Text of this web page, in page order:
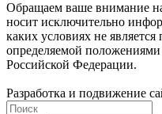
Обращаем ваше внимание
носит исключительно
каких условиях не
определяемой положениями
Российской Федерации.
Разработка и подвижение